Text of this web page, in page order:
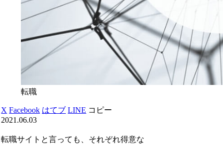
転職
X Facebook はてブ LINE コピー
2021.06.03
転職サイトと言っても、それぞれ得意な